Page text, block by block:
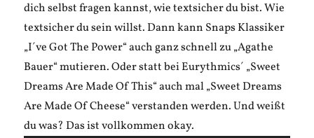
dich selbst fragen kannst, wie textsicher du bist. Wie
textsicher du sein willst. Dann kann Snaps Klassiker
„I´ve Got The Power“ auch ganz schnell zu „Agathe
Bauer“ mutieren. Oder statt bei Eurythmics´ „Sweet
Dreams Are Made Of This“ auch mal „Sweet Dreams
Are Made Of Cheese“ verstanden werden. Und weißt
du was? Das ist vollkommen okay.